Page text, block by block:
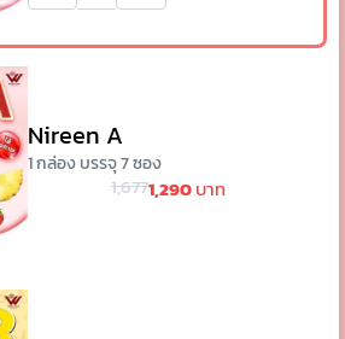
Nireen A
1 กล่อง บรรจุ 7 ซอง
1,6771,290บาท